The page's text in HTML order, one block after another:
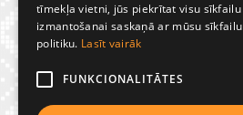
tīmekļa vietni, jūs piekrītat visu sīkfailu
izmantošanai saskaņā ar mūsu sīkfailu
politiku. Lasīt vairāk
FUNKCIONALITĀTES